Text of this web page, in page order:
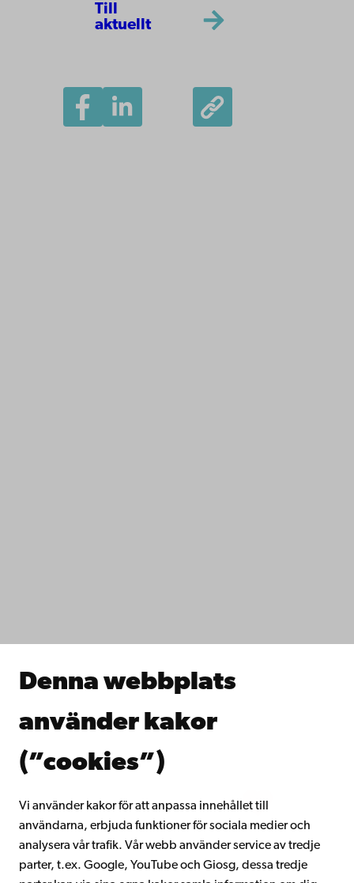
Denna webbplats
använder kakor
(”cookies”)
Vi använder kakor för att anpassa innehållet till
användarna, erbjuda funktioner för sociala medier och
analysera vår trafik. Vår webb använder service av tredje
parter, t.ex. Google, YouTube och Giosg, dessa tredje
Till
aktuellt
Samarbeta med oss
Kontinuerligt lärande
Gå med i Åbo Akademis alumnnätverk
Intranätet
Facebook InstagramYouTube LinkedIn Blog Snapchat